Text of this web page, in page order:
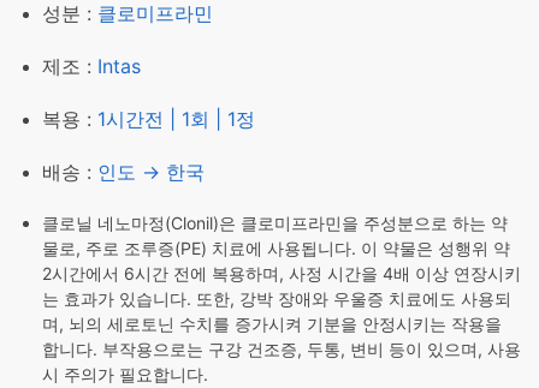
성분 : 클로미프라민
제조 : Intas
복용 : 1시간전 | 1회 | 1정
배송 : 인도 → 한국
클로닐 네노마정(Clonil)은 클로미프라민을 주성분으로 하는 약
물로, 주로 조루증(PE) 치료에 사용됩니다. 이 약물은 성행위 약
2시간에서 6시간 전에 복용하며, 사정 시간을 4배 이상 연장시키
는 효과가 있습니다. 또한, 강박 장애와 우울증 치료에도 사용되
며, 뇌의 세로토닌 수치를 증가시켜 기분을 안정시키는 작용을
합니다. 부작용으로는 구강 건조증, 두통, 변비 등이 있으며, 사용
시 주의가 필요합니다.